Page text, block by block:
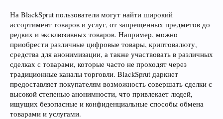
На BlackSprut пользователи могут найти широкий
ассортимент товаров и услуг, от запрещенных предметов до
редких и эксклюзивных товаров. Например, можно
приобрести различные цифровые товары, криптовалюту,
средства для анонимизации, а также участвовать в различных
сделках с товарами, которые часто не проходят через
традиционные каналы торговли. BlackSprut даркнет
предоставляет покупателям возможность совершать сделки с
высокой степенью анонимности, что привлекает людей,
ищущих безопасные и конфиденциальные способы обмена
товарами и услугами.